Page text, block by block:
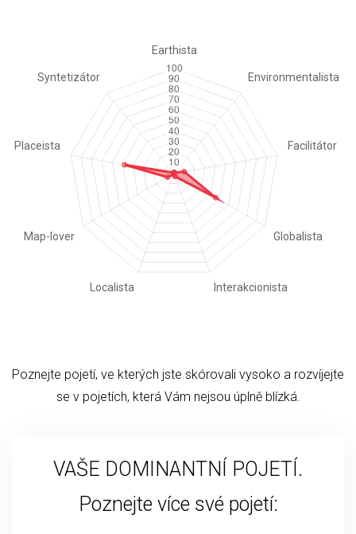
Poznejte pojetí, ve kterých jste skórovali vysoko a rozvíjejte
se v pojetích, která Vám nejsou úplně blízká.
VAŠE DOMINANTNÍ POJETÍ.
Poznejte více své pojetí: